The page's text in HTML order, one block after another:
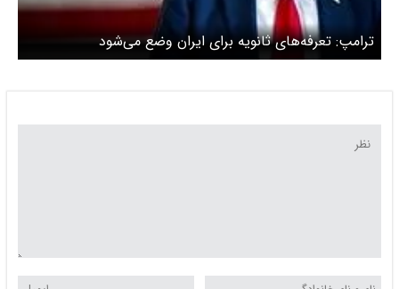
ترامپ: تعرفه‌های ثانویه برای ایران وضع می‌شود